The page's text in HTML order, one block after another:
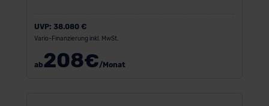
UVP: 38.080 €
Vario-Finanzierung inkl. MwSt.
ab208€/Monat